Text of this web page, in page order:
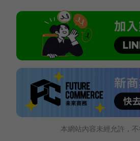
本網站內容未經允許，不